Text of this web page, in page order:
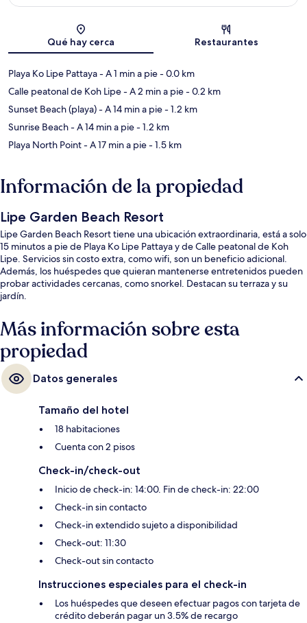
Sección del mapa
Qué hay cerca Restaurantes
Playa Ko Lipe Pattaya- A 1 min a pie- 0.0 km
Calle peatonal de Koh Lipe- A 2 min a pie- 0.2 km
Sunset Beach (playa)- A 14 min a pie- 1.2 km
Sunrise Beach- A 14 min a pie- 1.2 km
Playa North Point- A 17 min a pie- 1.5 km
Información de la propiedad
Lipe Garden Beach Resort
Lipe Garden Beach Resort tiene una ubicación extraordinaria, está a solo
15 minutos a pie de Playa Ko Lipe Pattaya y de Calle peatonal de Koh
Lipe. Servicios sin costo extra, como wifi, son un beneficio adicional.
Además, los huéspedes que quieran mantenerse entretenidos pueden
probar actividades cercanas, como snorkel. Destacan su terraza y su
jardín.
Más información sobre esta
propiedad
Datos generales
Tamaño del hotel
18 habitaciones
Cuenta con 2 pisos
Check-in/check-out
Inicio de check-in: 14:00. Fin de check-in: 22:00
Check-in sin contacto
Check-in extendido sujeto a disponibilidad
Check-out: 11:30
Check-out sin contacto
Instrucciones especiales para el check-in
Los huéspedes que deseen efectuar pagos con tarjeta de
crédito deberán pagar un 3.5% de recargo